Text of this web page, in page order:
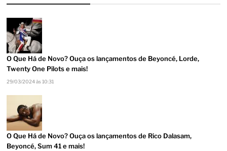
O Que Há de Novo? Ouça os lançamentos de Beyoncé, Lorde,
Twenty One Pilots e mais!
29/03/2024 às 10:31
O Que Há de Novo? Ouça os lançamentos de Rico Dalasam,
Beyoncé, Sum 41 e mais!